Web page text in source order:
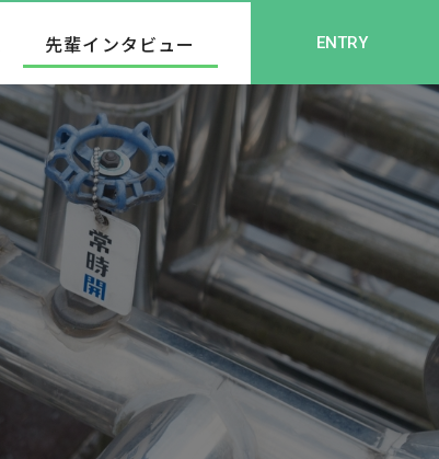
先輩インタビュー ENTRY